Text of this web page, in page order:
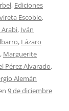
, Ediciones
Escobio,
, Iván
, Lázaro
, Marguerite
Pérez Alvarado,
Alemán
9 de diciembre